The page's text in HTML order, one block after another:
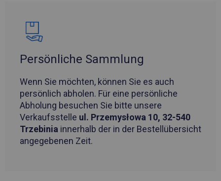
Persönliche Sammlung
Wenn Sie möchten, können Sie es auch
persönlich abholen. Für eine persönliche
Abholung besuchen Sie bitte unsere
Verkaufsstelle ul. Przemysłowa 10, 32-540
Trzebinia innerhalb der in der Bestellübersicht
angegebenen Zeit.